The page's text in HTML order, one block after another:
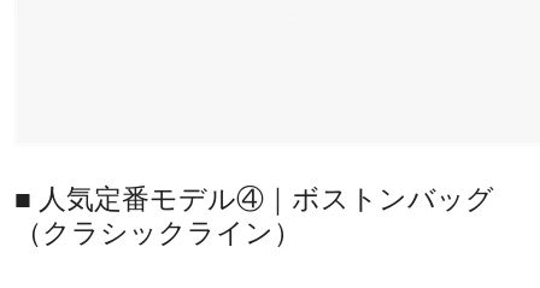
■ 人気定番モデル④｜ボストンバッグ
（クラシックライン）